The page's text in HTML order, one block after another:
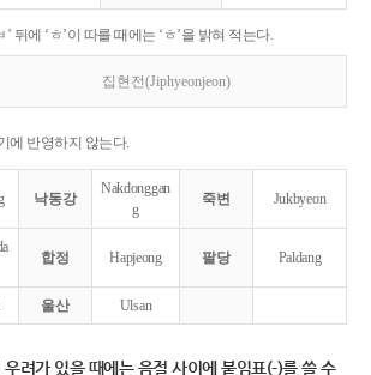
뒤에 ‘ㅎ’이 따를 때에는 ‘ㅎ’을 밝혀 적는다.
집현전(Jiphyeonjeon)
에 반영하지 않는다.
낙동강
Nakdonggan
g
죽변 Jukbyeon
합정 Hapjeong 팔당 Paldang
울산 Ulsan
우려가 있을 때에는 음절 사이에 붙임표(-)를 쓸 수